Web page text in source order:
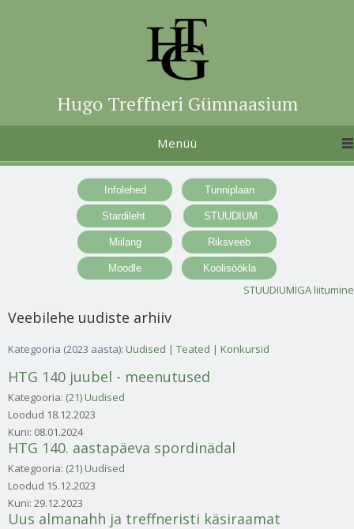
Hugo Treffneri Gümnaasium
Menüü
STUUDIUMIGA liitumine
Veebilehe uudiste arhiiv
Kategooria (2023 aasta): Uudised | Teated | Konkursid
HTG 140 juubel - meenutused
Kategooria: (21) Uudised
Loodud 18.12.2023
Kuni: 08.01.2024
HTG 140. aastapäeva spordinädal
Kategooria: (21) Uudised
Loodud 15.12.2023
Kuni: 29.12.2023
Uus almanahh ja treffneristi käsiraamat